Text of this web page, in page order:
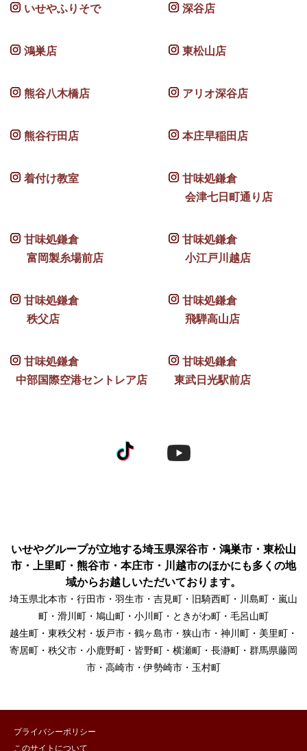
いせやふりそで 深谷店
鴻巣店 東松山店
熊谷八木橋店 アリオ深谷店
熊谷行田店 本庄早稲田店
着付け教室
甘味処鎌倉
会津七日町通り店
甘味処鎌倉
富岡製糸場前店
甘味処鎌倉
小江戸川越店
甘味処鎌倉
秩父店
甘味処鎌倉
飛騨高山店
甘味処鎌倉
中部国際空港セントレア店
甘味処鎌倉
東武日光駅前店
いせやグループが立地する埼玉県深谷市・鴻巣市・東松山
市・上里町・熊谷市・本庄市・川越市のほかにも多くの地
域からお越しいただいております。
埼玉県北本市・行田市・羽生市・吉見町・旧騎西町・川島町・嵐山
町・滑川町・鳩山町・小川町・ときがわ町・毛呂山町
越生町・東秩父村・坂戸市・鶴ヶ島市・狭山市・神川町・美里町・
寄居町・秩父市・小鹿野町・皆野町・横瀬町・長瀞町・群馬県藤岡
市・高崎市・伊勢崎市・玉村町
プライバシーポリシー
このサイトについて